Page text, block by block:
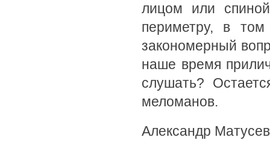
лицом или
периметру, в
закономерный
наше время
слушать?
меломанов.
Александр